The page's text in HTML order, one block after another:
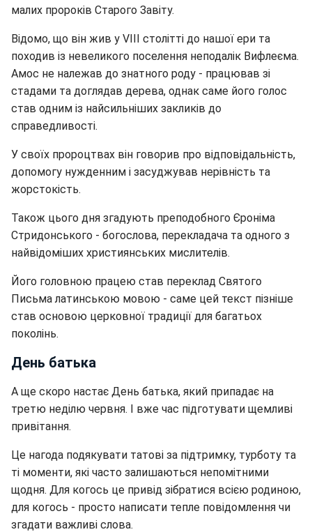
малих пророків Старого Завіту.
Відомо, що він жив у VIII столітті до нашої ери та
походив із невеликого поселення неподалік Вифлеєма.
Амос не належав до знатного роду - працював зі
стадами та доглядав дерева, однак саме його голос
став одним із найсильніших закликів до
справедливості.
У своїх пророцтвах він говорив про відповідальність,
допомогу нужденним і засуджував нерівність та
жорстокість.
Також цього дня згадують преподобного Єроніма
Стридонського - богослова, перекладача та одного з
найвідоміших християнських мислителів.
Його головною працею став переклад Святого
Письма латинською мовою - саме цей текст пізніше
став основою церковної традиції для багатьох
поколінь.
День батька
А ще скоро настає День батька, який припадає на
третю неділю червня. І вже час підготувати щемливі
привітання.
Це нагода подякувати татові за підтримку, турботу та
ті моменти, які часто залишаються непомітними
щодня. Для когось це привід зібратися всією родиною,
для когось - просто написати тепле повідомлення чи
згадати важливі слова.